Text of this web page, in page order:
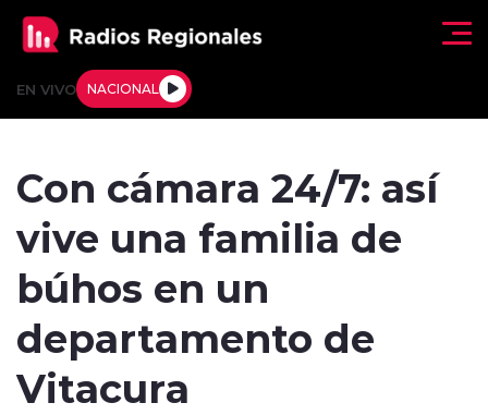
EN VIVO NACIONAL
Internacional
Con cámara 24/7: así
vive una familia de
búhos en un
departamento de
Vitacura